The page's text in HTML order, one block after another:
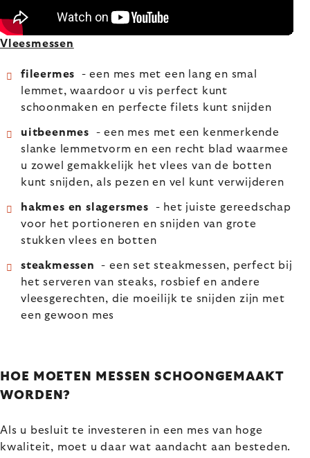
Vleesmessen
fileermes - een mes met een lang en smal
lemmet, waardoor u vis perfect kunt
schoonmaken en perfecte filets kunt snijden
uitbeenmes
- een mes met een kenmerkende
slanke lemmetvorm en een recht blad waarmee
u zowel gemakkelijk het vlees van de botten
kunt snijden, als pezen en vel kunt verwijderen
hakmes en slagersmes
- het juiste gereedschap
voor het portioneren en snijden van grote
stukken vlees en botten
steakmessen
- een set steakmessen, perfect bij
het serveren van steaks, rosbief en andere
vleesgerechten, die moeilijk te snijden zijn met
een gewoon mes
HOE MOETEN MESSEN SCHOONGEMAAKT
WORDEN?
Als u besluit te investeren in een mes van hoge
kwaliteit, moet u daar wat aandacht aan besteden.